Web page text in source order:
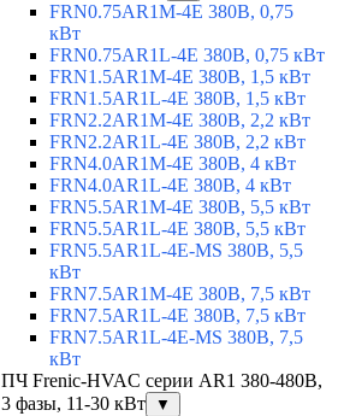
FRN0.75AR1M-4E 380В, 0,75
кВт
FRN0.75AR1L-4E 380В, 0,75 кВт
FRN1.5AR1M-4E 380В, 1,5 кВт
FRN1.5AR1L-4E 380В, 1,5 кВт
FRN2.2AR1M-4E 380В, 2,2 кВт
FRN2.2AR1L-4E 380В, 2,2 кВт
FRN4.0AR1M-4E 380В, 4 кВт
FRN4.0AR1L-4E 380В, 4 кВт
FRN5.5AR1M-4E 380В, 5,5 кВт
FRN5.5AR1L-4E 380В, 5,5 кВт
FRN5.5AR1L-4E-MS 380В, 5,5
кВт
FRN7.5AR1M-4E 380В, 7,5 кВт
FRN7.5AR1L-4E 380В, 7,5 кВт
FRN7.5AR1L-4E-MS 380В, 7,5
кВт
ПЧ Frenic-HVAC серии AR1 380-480В,
3 фазы, 11-30 кВт
▼